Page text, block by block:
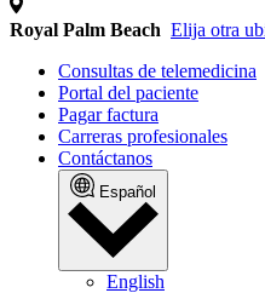
Royal Palm Beach Elija otra
Consultas de telemedicina
Portal del paciente
Pagar factura
Carreras profesionales
Contáctanos
Español
English